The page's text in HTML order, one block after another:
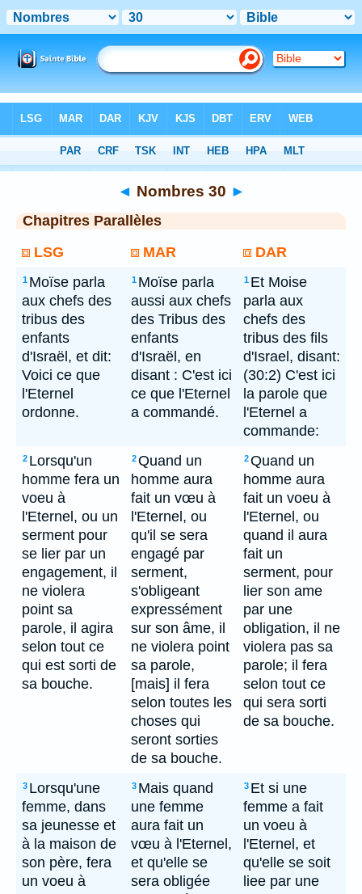
◄ Nombres 30 ►
Chapitres Parallèles
LSG
MAR DAR
1 Moïse parla
aux chefs des
tribus des
enfants
d'Israël, et dit:
Voici ce que
l'Eternel
ordonne.
1 Moïse parla
aussi aux chefs
des Tribus des
enfants
d'Israël, en
disant : C'est ici
ce que l'Eternel
a commandé.
1 Et Moise
parla aux
chefs des
tribus des fils
d'Israel, disant:
(30:2) C'est ici
la parole que
l'Eternel a
commande:
2 Lorsqu'un
homme fera un
voeu à
l'Eternel, ou un
serment pour
se lier par un
engagement, il
ne violera
point sa
parole, il agira
selon tout ce
qui est sorti de
sa bouche.
2Quand un
homme aura
fait un vœu à
l'Eternel, ou
qu'il se sera
engagé par
serment,
s'obligeant
expressément
sur son âme, il
ne violera point
sa parole,
[mais] il fera
selon toutes les
choses qui
seront sorties
de sa bouche.
2Quand un
homme aura
fait un voeu à
l'Eternel, ou
quand il aura
fait un
serment, pour
lier son ame
par une
obligation, il ne
violera pas sa
parole; il fera
selon tout ce
qui sera sorti
de sa bouche.
3 Lorsqu'une
femme, dans
sa jeunesse et
à la maison de
son père, fera
un voeu à
3 Mais quand
une femme
aura fait un
vœu à l'Eternel,
et qu'elle se
sera obligée
3 Et si une
femme a fait
un voeu à
l'Eternel, et
qu'elle se soit
liee par une